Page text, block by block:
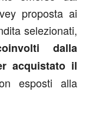
proposta ai
selezionati,
i dalla
acquistato il
esposti alla